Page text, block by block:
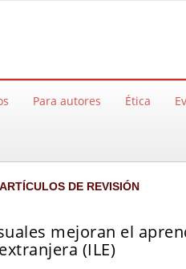
Para autores Ética
ARTÍCULOS DE REVISIÓN
mejoran el
(ILE)